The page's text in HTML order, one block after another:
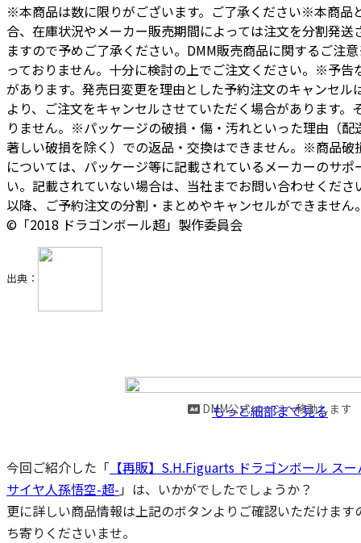
※本商品は数に限りがございます。ご了承ください※本商品
合、在庫状況やメーカー販売期間によっては注文を分割発
ますので予めご了承ください。DMM販売商品に関するご注
っておりません。十分に検討の上でご注文ください。※予告
があります。発売日変更を理由とした予約注文のキャンセ
より、ご注文をキャンセルさせていただく場合があります。
りません。※パッケージの破損・傷・汚れといった理由（配
著しい破損を除く）での返品・交換はできません。※商品破
については、パッケージ等に記載されているメーカーのサ
い。記載されていない場合は、当社までお問い合わせくだ
以降、ご予約注文の分割・まとめやキャンセルができませ
©「2018 ドラゴンボール超」製作委員会
出典：
もっと細部まで見る
DMM公式ページへ移動します
今回ご紹介した「 【再販】S.H.Figuarts ドラゴンボール ス
サイヤ人孫悟空-超-」は、いかがでしたでしょうか？
更に詳しい商品情報は上記のボタンよりご確認いただけま
ち寄りくださいませ。